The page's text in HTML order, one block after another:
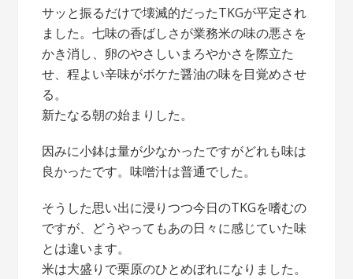
サッと振るだけで壊滅的だったTKGが平定され
ました。七味の香ばしさが業務米の味の悪さを
かき消し、卵のやさしいまろやかさを際立た
せ、程よい辛味がボケた醤油の味を目覚めさせ
る。
新たなる朝の始まりした。
因みに小鉢は量が少なかったですがどれも味は
良かったです。味噌汁は普通でした。
そうした思い出に浸りつつ今日のTKGを嗜むの
ですが、どうやってもあの日々に感じていた味
とは違います。
米は大盛りで栗原のひとめぼれになりました。